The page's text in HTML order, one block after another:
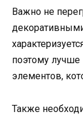
Важно не
поэтому
элементов,
Также